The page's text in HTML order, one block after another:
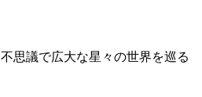
思議で広大な星々の世界を巡る